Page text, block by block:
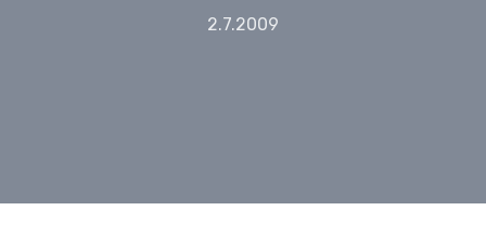
2.7.2009